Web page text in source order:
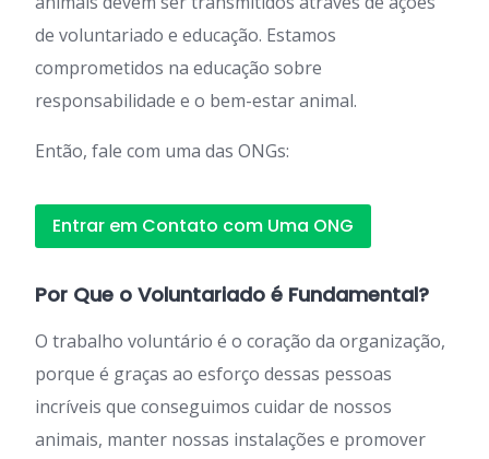
de voluntariado e educação. Estamos
comprometidos na educação sobre
responsabilidade e o bem-estar animal.
Então, fale com uma das ONGs:
Entrar em Contato com Uma ONG
Por Que o Voluntariado é Fundamental?
O trabalho voluntário é o coração da organização,
porque é graças ao esforço dessas pessoas
incríveis que conseguimos cuidar de nossos
animais, manter nossas instalações e promover